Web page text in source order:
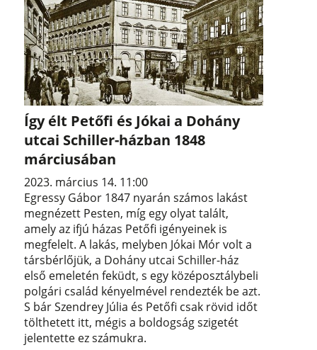
Így élt Petőfi és Jókai a Dohány
utcai Schiller-házban 1848
márciusában
2023. március 14. 11:00
Egressy Gábor 1847 nyarán számos lakást
megnézett Pesten, míg egy olyat talált,
amely az ifjú házas Petőfi igényeinek is
megfelelt. A lakás, melyben Jókai Mór volt a
társbérlőjük, a Dohány utcai Schiller-ház
első emeletén feküdt, s egy középosztálybeli
polgári család kényelmével rendezték be azt.
S bár Szendrey Júlia és Petőfi csak rövid időt
tölthetett itt, mégis a boldogság szigetét
jelentette ez számukra.